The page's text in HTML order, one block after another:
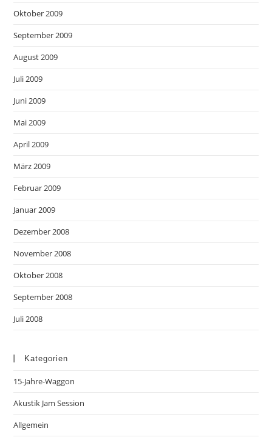
Oktober 2009
September 2009
August 2009
Juli 2009
Juni 2009
Mai 2009
April 2009
März 2009
Februar 2009
Januar 2009
Dezember 2008
November 2008
Oktober 2008
September 2008
Juli 2008
Kategorien
15-Jahre-Waggon
Akustik Jam Session
Allgemein